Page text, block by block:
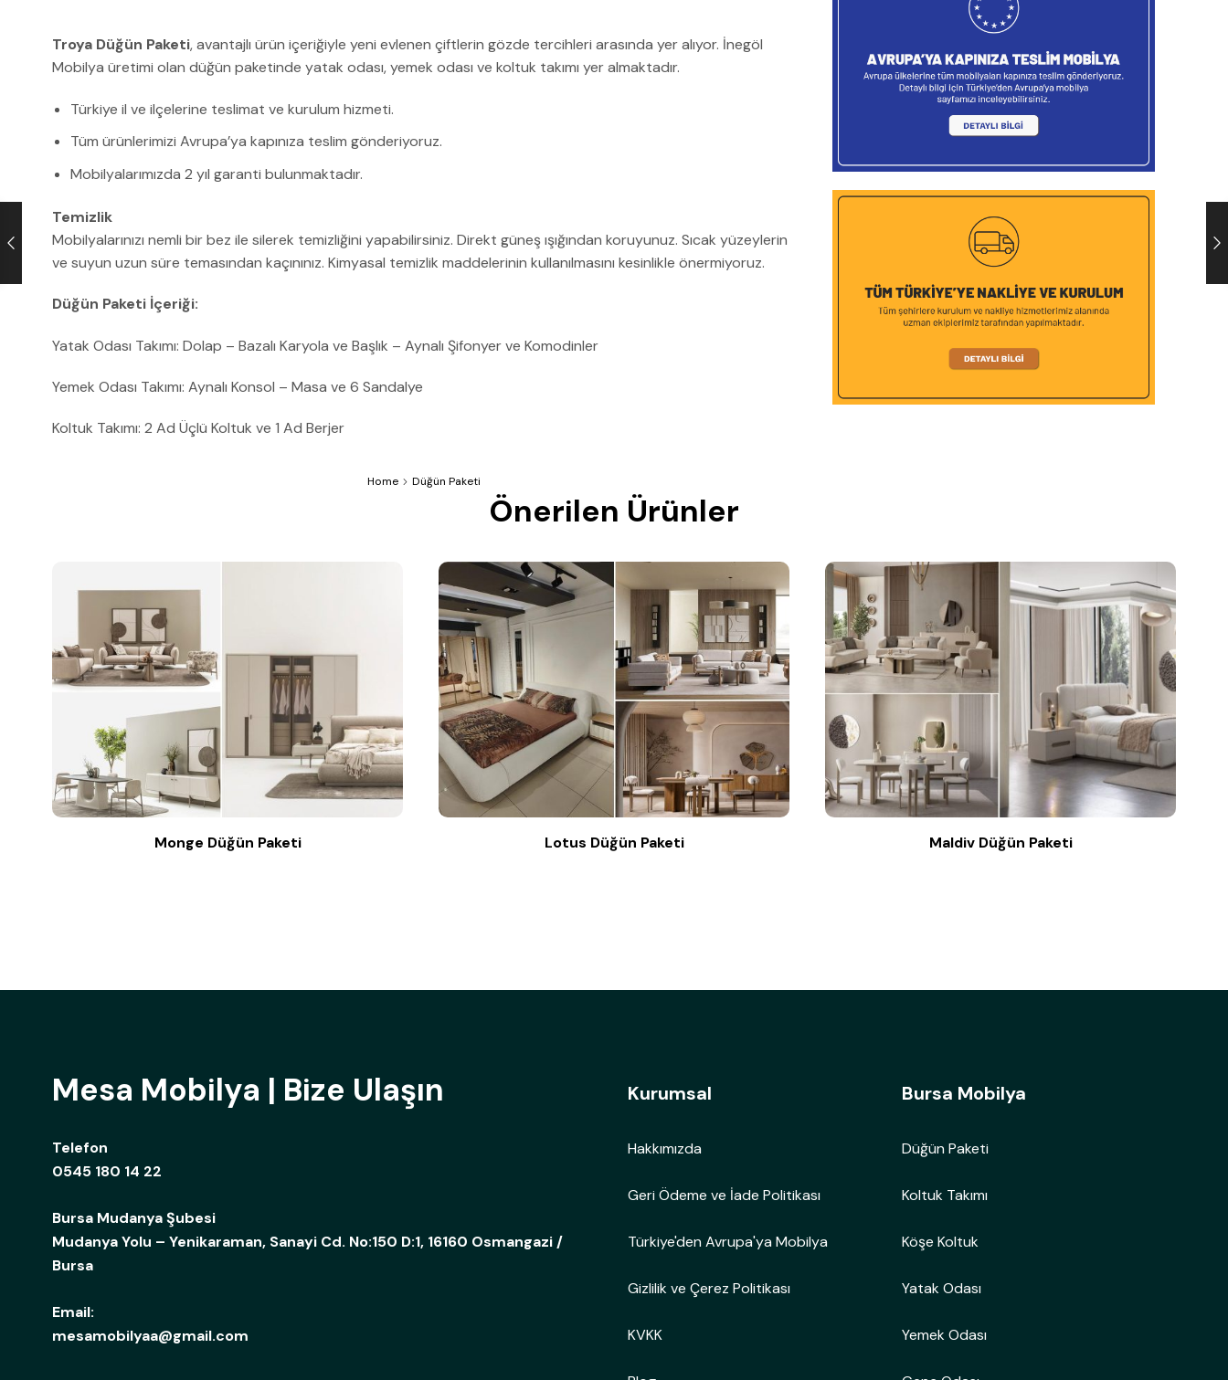
Troya Düğün Paketi, avantajlı ürün içeriğiyle yeni evlenen çiftlerin gözde tercihleri arasında yer alıyor. İnegöl
Mobilya üretimi olan düğün paketinde yatak odası, yemek odası ve koltuk takımı yer almaktadır.
Türkiye il ve ilçelerine teslimat ve kurulum hizmeti.
Tüm ürünlerimizi Avrupa’ya kapınıza teslim gönderiyoruz.
Mobilyalarımızda 2 yıl garanti bulunmaktadır.
Temizlik
Mobilyalarınızı nemli bir bez ile silerek temizliğini yapabilirsiniz. Direkt güneş ışığından koruyunuz. Sıcak yüzeylerin
ve suyun uzun süre temasından kaçınınız. Kimyasal temizlik maddelerinin kullanılmasını kesinlikle önermiyoruz.
Düğün Paketi İçeriği:
Yatak Odası Takımı: Dolap – Bazalı Karyola ve Başlık – Aynalı Şifonyer ve Komodinler
Yemek Odası Takımı: Aynalı Konsol – Masa ve 6 Sandalye
Koltuk Takımı: 2 Ad Üçlü Koltuk ve 1 Ad Berjer
Home Düğün Paketi
Önerilen Ürünler
Monge Düğün Paketi Lotus Düğün Paketi Maldiv Düğün Paketi
Mesa Mobilya | Bize Ulaşın
Telefon
0545 180 14 22
Bursa Mudanya Şubesi
Mudanya Yolu – Yenikaraman, Sanayi Cd. No:150 D:1, 16160 Osmangazi /
Bursa
Email:
mesamobilyaa@gmail.com
Kurumsal
Hakkımızda
Geri Ödeme ve İade Politikası
Türkiye'den Avrupa'ya Mobilya
Gizlilik ve Çerez Politikası
KVKK
Bursa Mobilya
Düğün Paketi
Koltuk Takımı
Köşe Koltuk
Yatak Odası
Yemek Odası